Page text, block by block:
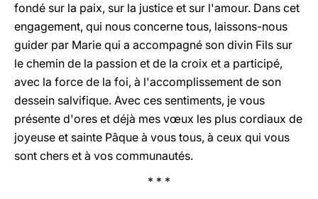
fondé sur la paix, sur la justice et sur l'amour. Dans cet
engagement, qui nous concerne tous, laissons-nous
guider par Marie qui a accompagné son divin Fils sur
le chemin de la passion et de la croix et a participé,
avec la force de la foi, à l'accomplissement de son
dessein salvifique. Avec ces sentiments, je vous
présente d'ores et déjà mes vœux les plus cordiaux de
joyeuse et sainte Pâque à vous tous, à ceux qui vous
sont chers et à vos communautés.
* * *